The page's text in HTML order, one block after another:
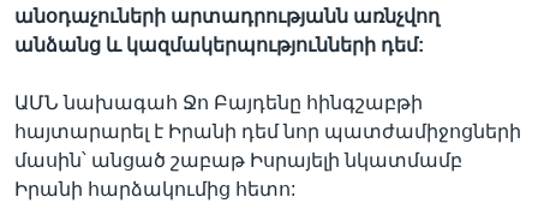
անօդաչուների արտադրությանն առնչվող
անձանց և կազմակերպությունների դեմ:
ԱՄՆ նախագահ Ջո Բայդենը հինգշաբթի
հայտարարել է Իրանի դեմ նոր պատժամիջոցների
մասին՝ անցած շաբաթ Իսրայելի նկատմամբ
Իրանի հարձակումից հետո: